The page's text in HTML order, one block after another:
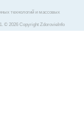
технологий и массовых
© 2026 Copyright ZdorovieInfo